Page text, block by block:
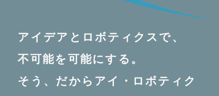
アイデアとロボティクスで、
不可能を可能にする。
そう、だからアイ・ロボティク